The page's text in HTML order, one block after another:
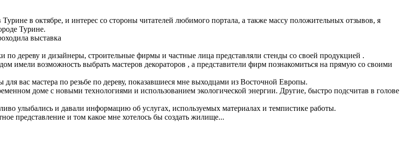
в октябре, и интерес со стороны читателей любимого портала, а также массу положительных отзывов, я
Турине.
выставка
дереву и дизайнеры, строительные фирмы и частные лица представляли стенды со своей продукцией .
имели возможность выбрать мастеров декораторов , а представители фирм познакомиться на прямую со своими
вас мастера по резьбе по дереву, показавшиеся мне выходцами из Восточной Европы.
доме с новыми технологиями и использованием экологической энергии. Другие, быстро подсчитав в голове
улыбались и давали информацию об услугах, используемых материалах и темпистике работы.
представление и том какое мне хотелось бы создать жилище...